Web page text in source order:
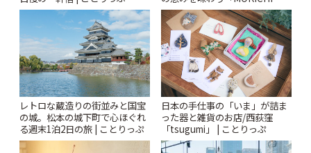
KAMAKURA」 | ことりっぷ
レトロな蔵造りの街並みと国宝
の城。松本の城下町で心ほぐれ
る週末1泊2日の旅 | ことりっぷ
日本の手仕事の「いま」が詰ま
った器と雑貨のお店/西荻窪
「tsugumi」 | ことりっぷ